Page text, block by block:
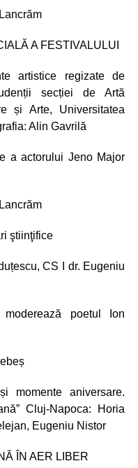
A FESTIVALULUI
artistice regizate de
secției de Artă
și Arte, Universitatea
Alin Gavrilă
a actorului Jeno Major
ştiinţifice
CS I dr. Eugeniu
poetul Ion
momente aniversare.
Cluj-Napoca: Horia
Eugeniu Nistor
ÎN AER LIBER